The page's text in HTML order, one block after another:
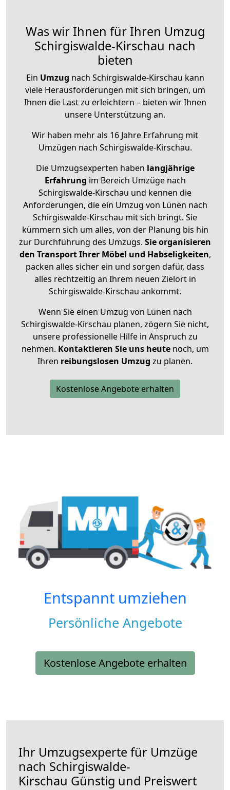
Was wir Ihnen für Ihren Umzug
Schirgiswalde-Kirschau nach
bieten
Ein Umzug nach Schirgiswalde-Kirschau kann
viele Herausforderungen mit sich bringen, um
Ihnen die Last zu erleichtern – bieten wir Ihnen
unsere Unterstützung an.
Wir haben mehr als 16 Jahre Erfahrung mit
Umzügen nach Schirgiswalde-Kirschau.
Die Umzugsexperten haben langjährige
Erfahrung im Bereich Umzüge nach
Schirgiswalde-Kirschau und kennen die
Anforderungen, die ein Umzug von Lünen nach
Schirgiswalde-Kirschau mit sich bringt. Sie
kümmern sich um alles, von der Planung bis hin
zur Durchführung des Umzugs. Sie organisieren
den Transport Ihrer Möbel und Habseligkeiten,
packen alles sicher ein und sorgen dafür, dass
alles rechtzeitig an Ihrem neuen Zielort in
Schirgiswalde-Kirschau ankommt.
Wenn Sie einen Umzug von Lünen nach
Schirgiswalde-Kirschau planen, zögern Sie nicht,
unsere professionelle Hilfe in Anspruch zu
nehmen. Kontaktieren Sie uns heutenoch, um
Ihren reibungslosen Umzug zu planen.
Kostenlose Angebote erhalten
Entspannt umziehen
Persönliche Angebote
Kostenlose Angebote erhalten
Ihr Umzugsexperte für Umzüge
nach Schirgiswalde-
Kirschau Günstig und Preiswert